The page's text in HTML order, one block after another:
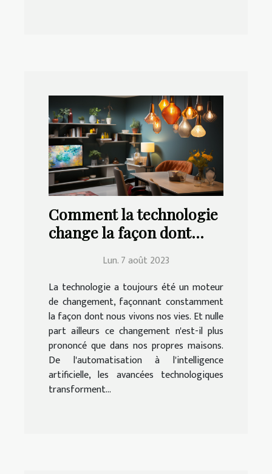
Comment la technologie
change la façon dont
Lun. 7 août 2023
La technologie a toujours été un moteur
de changement, façonnant constamment
la façon dont nous vivons nos vies. Et nulle
part ailleurs ce changement n'est-il plus
prononcé que dans nos propres maisons.
De l'automatisation à l'intelligence
artificielle, les avancées technologiques
transforment...